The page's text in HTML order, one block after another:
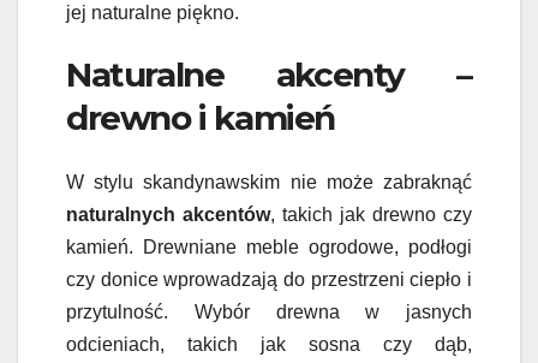
jej naturalne piękno.
Naturalne akcenty –
drewno i kamień
W stylu skandynawskim nie może zabraknąć
naturalnych akcentów, takich jak drewno czy
kamień. Drewniane meble ogrodowe, podłogi
czy donice wprowadzają do przestrzeni ciepło i
przytulność. Wybór drewna w jasnych
odcieniach, takich jak sosna czy dąb,